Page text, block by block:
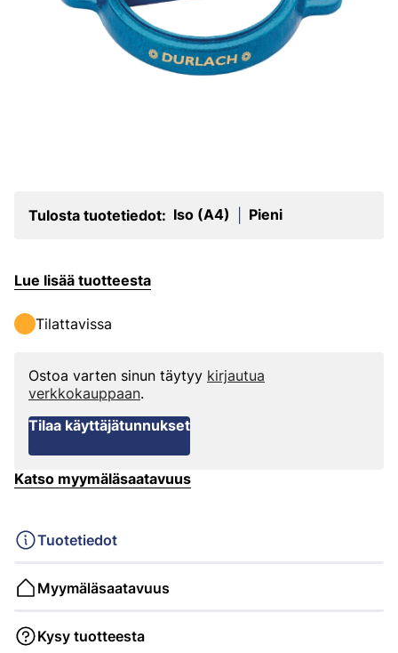
Tulosta tuotetiedot: Iso (A4) Pieni
Lue lisää tuotteesta
Tilattavissa
Ostoa varten sinun täytyy kirjautua
verkkokauppaan.
Tilaa käyttäjätunnukset
Katso myymäläsaatavuus
Tuotetiedot
Myymäläsaatavuus
Kysy tuotteesta